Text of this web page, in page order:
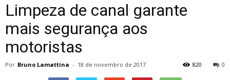
Limpeza de canal garante
mais segurança aos
motoristas
Por Bruno Lamattina - 18 de novembro de 2017 0
820